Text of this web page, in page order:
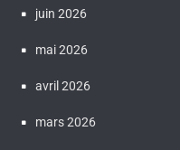
juin 2026
mai 2026
avril 2026
mars 2026